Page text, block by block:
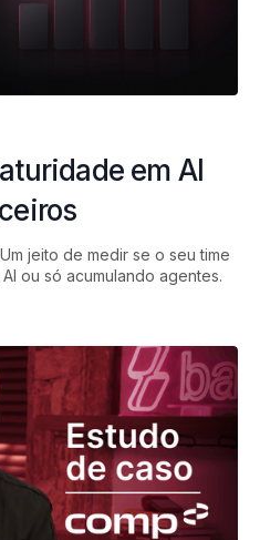
em AI
jeito de medir se o seu time
ou só acumulando agentes.